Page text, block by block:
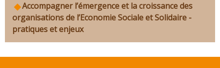
Accompagner l’émergence et la croissance des
organisations de l’Economie Sociale et Solidaire -
pratiques et enjeux